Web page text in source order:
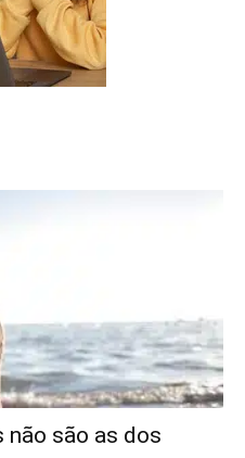
não são as dos